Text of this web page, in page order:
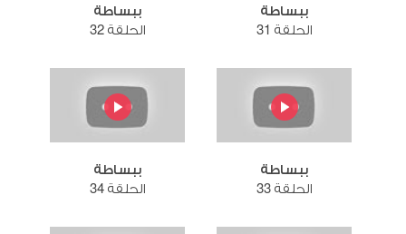
ببساطة
الحلقة 31
ببساطة
الحلقة 32
ببساطة
الحلقة 33
ببساطة
الحلقة 34